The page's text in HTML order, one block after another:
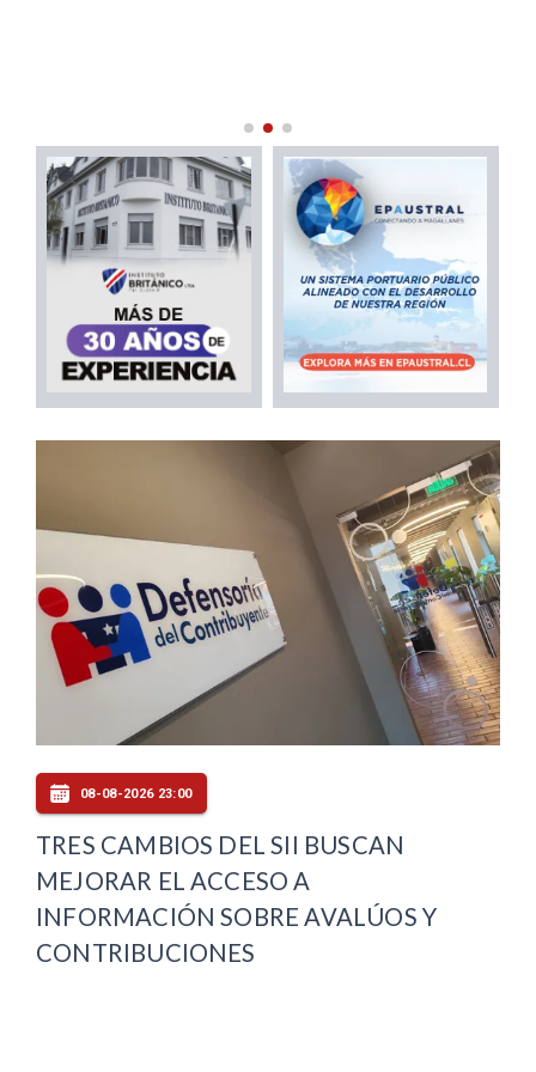
08-08-2026 23:00
TRES CAMBIOS DEL SII BUSCAN
MEJORAR EL ACCESO A
INFORMACIÓN SOBRE AVALÚOS Y
CONTRIBUCIONES